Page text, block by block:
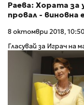
Раева: Хората за
провал - виновна
8 октомври 2018,
Гласувай за Играч